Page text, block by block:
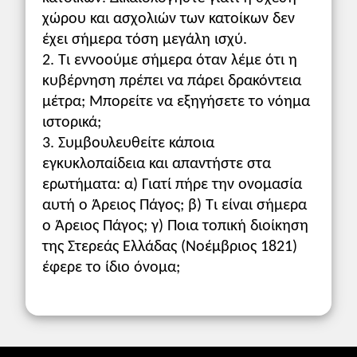
ακολούθησε.
Πολιτική εξέλιξη
Κατά τον Αριστοτέλη (Πολιτ. 1279a 28 -
1279b 10) το πολίτευμα είναι η κυρίαρχος
των πόλεων εξουσία η οποία
εκπροσωπείται ή από ένα άτομο ή από
λίγους ή α­πό πολλούς. Όταν δε η αρχή του
ενός ή των λίγων ή των πολλών αποβλέπει
στο κοι­νό συμφέρον, το πολίτευμα είναι
ορθόν, εάν όμως η αρχή ασκείται προς το
συμφέρον του ενός ή των λίγων ή των
πολλών, το πολίτευμα είναι παρέκβαση
από το ορθό. Ως ορθά πολιτεύματα θεωρεί
ασκείται από πολλούς, οι οποίοι και
χώρου και ασχολιών των κατοίκων δεν
έχει σήμερα τόση μεγάλη ισχύ.
2. Τι εννοούμε σήμερα όταν λέμε ότι η
κυβέρνηση πρέπει να πάρει δρακόντεια
μέτρα; Μπορείτε να εξηγήσετε το νόημα
ιστορικά;
3. Συμβουλευθείτε κάποια
εγκυκλοπαίδεια και απαντήστε στα
ερωτήματα: α) Γιατί πήρε την ονομασία
αυτή ο Άρειος Πάγος; β) Τι είναι σήμερα
ο Άρειος Πάγος; γ) Ποια τοπική διοίκηση
της Στερεάς Ελλάδας (Νοέμβριος 1821)
έφερε το ίδιο όνομα;